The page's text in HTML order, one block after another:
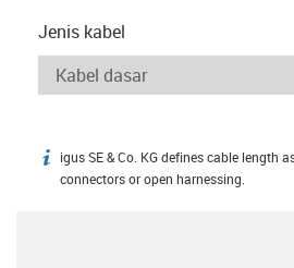
Jenis kabel
igus-icon-info
igus SE & Co. KG defines cable length
connectors or open harnessing.